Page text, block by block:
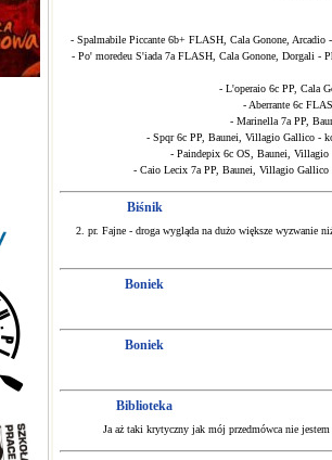
- Spalmabile Piccante 6b+ FLASH, Cala Gonone, Arcadio -
- Po' moredeu S'iada 7a FLASH, Cala Gonone, Dorgali -
- L'operaio 6c PP, Cala
- Aberrante 6c
- Marinella 7a PP,
- Spqr 6c PP, Baunei, Villagio Gallico -
- Paindepix 6c OS, Baunei, Villagio
- Caio Lecix 7a PP, Baunei, Villagio Gallico
Biśnik
2. pr. Fajne - droga wygląda na dużo większe wyzwanie
Boniek
Boniek
Biblioteka
Ja aż taki krytyczny jak mój przedmówca nie